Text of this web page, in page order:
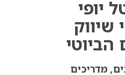
שלך צריך
דיגיטלי לעסקים
קידום ל‑AI לעומת קידום
יופי
שיווק
מדריכים